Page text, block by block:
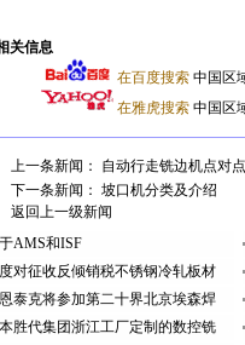
关信息
在百度搜索 中国区
在雅虎搜索 中国区
上一条新闻：
自动行走铣边机点对
下一条新闻： 坡口机分类及介绍
返回上一级新闻
AMS和ISF